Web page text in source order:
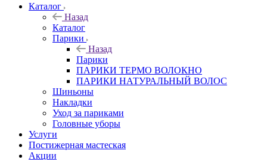
Каталог
Назад
Каталог
Парики
Назад
Парики
ПАРИКИ ТЕРМО ВОЛОКНО
ПАРИКИ НАТУРАЛЬНЫЙ ВОЛОС
Шиньоны
Накладки
Уход за париками
Головные уборы
Услуги
Постижерная мастеская
Акции